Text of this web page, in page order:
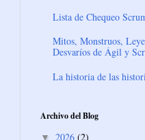
Lista de Chequeo
Mitos, Monstruos,
Desvaríos de Ágil y
La historia de las
Archivo del Blog
▼ 2026 (2)